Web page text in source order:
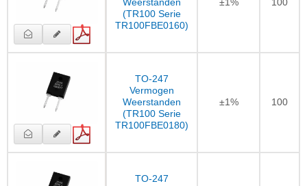
Weerstanden
(TR100 Serie
TR100FBE0160)
±1% 100
TO-247
Vermogen
Weerstanden
(TR100 Serie
TR100FBE0180)
±1% 100
TO-247